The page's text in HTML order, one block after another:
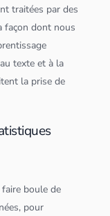
traitées par des
façon dont nous
texte et à la
la prise de
faire boule de
pour